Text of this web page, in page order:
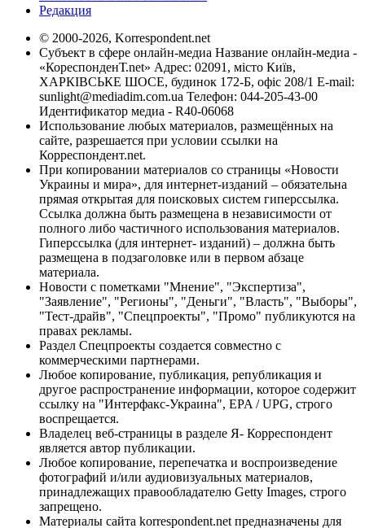
Редакция
© 2000-2026, Korrespondent.net
Субъект в сфере онлайн-медиа Название онлайн-медиа -
«КореспонденТ.net» Адрес: 02091, місто Київ,
ХАРКІВСЬКЕ ШОСЕ, будинок 172-Б, офіс 208/1 E-mail:
sunlight@mediadim.com.ua Телефон: 044-205-43-00
Идентификатор медиа - R40-06068
Использование любых материалов, размещённых на
сайте, разрешается при условии ссылки на
Корреспондент.net.
При копировании материалов со страницы «Новости
Украины и мира», для интернет-изданий – обязательна
прямая открытая для поисковых систем гиперссылка.
Ссылка должна быть размещена в независимости от
полного либо частичного использования материалов.
Гиперссылка (для интернет- изданий) – должна быть
размещена в подзаголовке или в первом абзаце
материала.
Новости с пометками "Мнение", "Экспертиза",
"Заявление", "Регионы", "Деньги", "Власть", "Выборы",
"Тест-драйв", "Спецпроекты", "Промо" публикуются на
правах рекламы.
Раздел Спецпроекты создается совместно с
коммерческими партнерами.
Любое копирование, публикация, републикация и
другое распространение информации, которое содержит
ссылку на "Интерфакс-Украина", EPA / UPG, строго
воспрещается.
Владелец веб-страницы в разделе Я- Корреспондент
является автор публикации.
Любое копирование, перепечатка и воспроизведение
фотографий и/или аудиовизуальных материалов,
принадлежащих правообладателю Getty Images, строго
запрещено.
Материалы сайта korrespondent.net предназначены для